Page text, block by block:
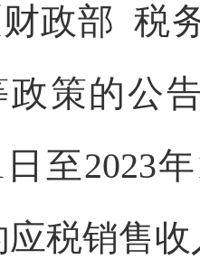
政部 税
策的公
日至2023
应税销售